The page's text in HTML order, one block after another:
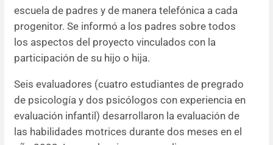
escuela de padres y de manera telefónica a cada
progenitor. Se informó a los padres sobre todos
los aspectos del proyecto vinculados con la
participación de su hijo o hija.
Seis evaluadores (cuatro estudiantes de pregrado
de psicología y dos psicólogos con experiencia en
evaluación infantil) desarrollaron la evaluación de
las habilidades motrices durante dos meses en el